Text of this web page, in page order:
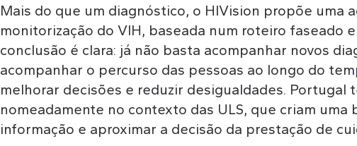
Mais do que um diagnóstico, o HIVision propõe uma
monitorização do VIH, baseada num roteiro faseado
conclusão é clara: já não basta acompanhar novos
acompanhar o percurso das pessoas ao longo do
melhorar decisões e reduzir desigualdades. Portugal
nomeadamente no contexto das ULS, que criam
informação e aproximar a decisão da prestação de